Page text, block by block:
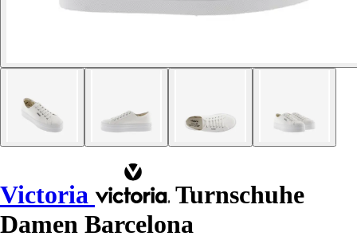
Victoria
Turnschuhe
Damen Barcelona